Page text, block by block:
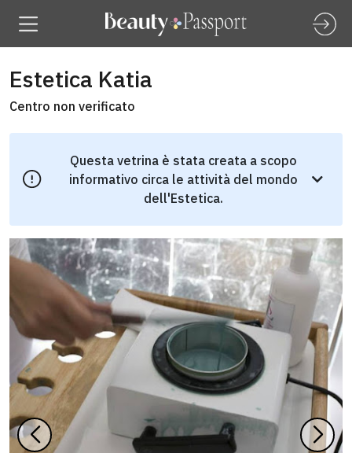
Estetica Katia
Centro non verificato
Questa vetrina è stata creata a scopo
informativo circa le attività del mondo
dell'Estetica.